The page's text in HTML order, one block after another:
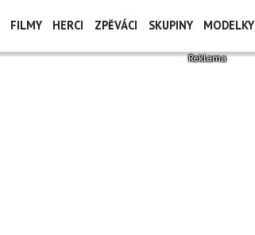
FILMY HERCI ZPĚVÁCI SKUPINY MODELKY